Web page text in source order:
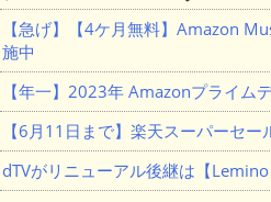
【急げ】【4ケ月無料】Amazon
施中
【年一】2023年 Amazonプライム
【6月11日まで】楽天スーパーセー
dTVがリニューアル後継は【Lemino